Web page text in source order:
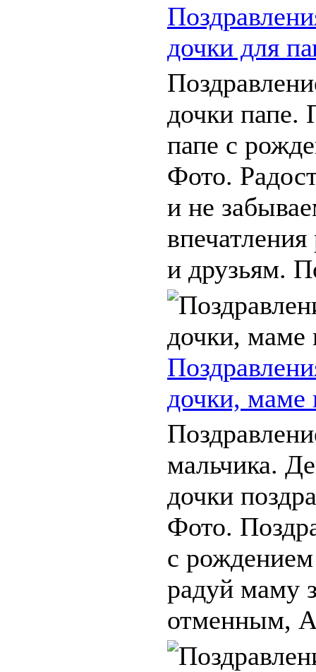
дочки для
дочки папе.
папе с
Фото.
и не
и друзьям.
дочки, маме
мальчика.
дочки
Фото.
с
радуй маму
отменным,